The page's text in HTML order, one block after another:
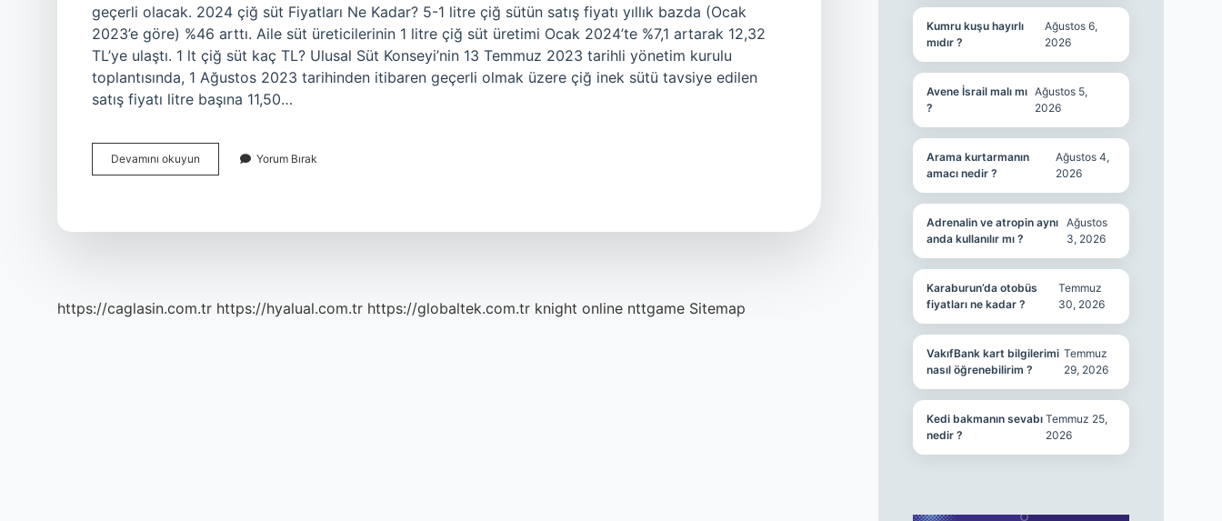
geçerli olacak. 2024 çiğ süt Fiyatları Ne Kadar? 5-1 litre çiğ sütün satış fiyatı yıllık bazda (Ocak
2023’e göre) %46 arttı. Aile süt üreticilerinin 1 litre çiğ süt üretimi Ocak 2024’te %7,1 artarak 12,32
TL’ye ulaştı. 1 lt çiğ süt kaç TL? Ulusal Süt Konseyi’nin 13 Temmuz 2023 tarihli yönetim kurulu
toplantısında, 1 Ağustos 2023 tarihinden itibaren geçerli olmak üzere çiğ inek sütü tavsiye edilen
satış fiyatı litre başına 11,50…
Devamını okuyun
Sütü
Yorum Bırak
https://caglasin.com.tr https://hyalual.com.tr https://globaltek.com.tr knight online nttgame Sitemap
Kumru kuşu hayırlı
mıdır ?
Ağustos 6,
2026
Avene İsrail malı mı
?
Ağustos 5,
2026
Arama kurtarmanın
amacı nedir ?
Ağustos 4,
2026
Adrenalin ve atropin aynı
anda kullanılır mı ?
Ağustos
3, 2026
Karaburun’da otobüs
fiyatları ne kadar ?
Temmuz
30, 2026
VakıfBank kart bilgilerimi
nasıl öğrenebilirim ?
Temmuz
29, 2026
Kedi bakmanın sevabı
nedir ?
Temmuz 25,
2026